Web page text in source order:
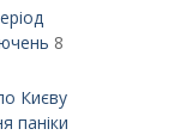
8
Києву
паніки